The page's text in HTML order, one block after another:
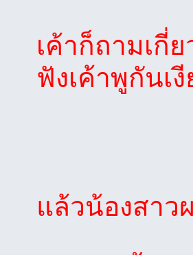
เค้าก็ถามเกี่
ฟังเค้าพูกันเ
แล้วน้องสา